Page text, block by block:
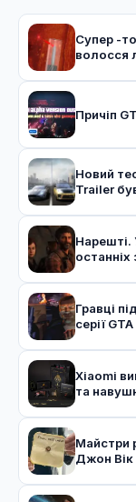
Супер -
волосся
Причіп
Новий
Trailer
Нарешті.
останніх
Гравці
серії GTA
Xiaomi
та
Майстри
Джон Вік